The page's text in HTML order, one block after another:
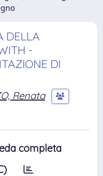
DELLA
-
DI
Renata
completa